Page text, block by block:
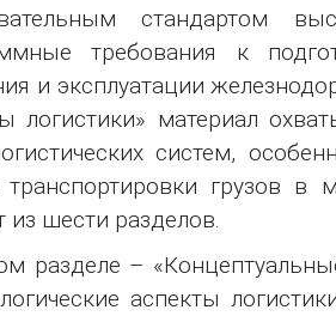
стандартом
требования к
и эксплуатации
логистики» материал
систем,
транспортировки грузов в
из шести разделов.
разделе –
аспекты